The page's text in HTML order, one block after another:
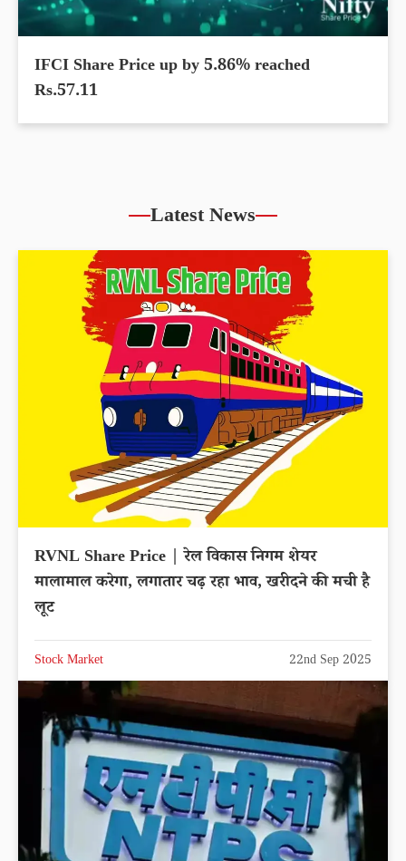
IFCI Share Price up by 5.86% reached
Rs.57.11
Latest News
RVNL Share Price | रेल विकास निगम शेयर
मालामाल करेगा, लगातार चढ़ रहा भाव, खरीदने की मची है
लूट
Stock Market 22nd Sep 2025